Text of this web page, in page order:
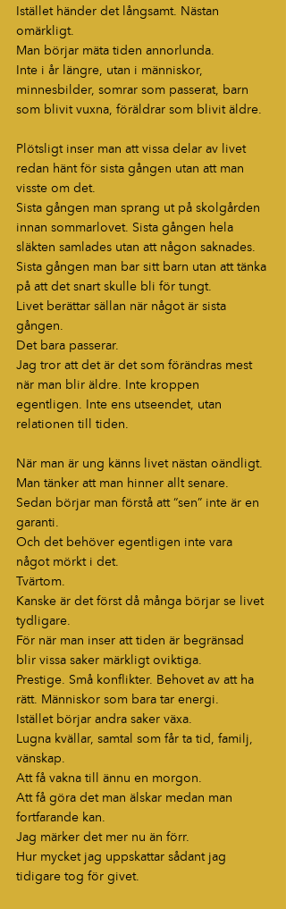
Istället händer det långsamt. Nästan
omärkligt.
Man börjar mäta tiden annorlunda.
Inte i år längre, utan i människor,
minnesbilder, somrar som passerat, barn
som blivit vuxna, föräldrar som blivit äldre.
Plötsligt inser man att vissa delar av livet
redan hänt för sista gången utan att man
visste om det.
Sista gången man sprang ut på skolgården
innan sommarlovet. Sista gången hela
släkten samlades utan att någon saknades.
Sista gången man bar sitt barn utan att tänka
på att det snart skulle bli för tungt.
Livet berättar sällan när något är sista
gången.
Det bara passerar.
Jag tror att det är det som förändras mest
när man blir äldre. Inte kroppen
egentligen. Inte ens utseendet, utan
relationen till tiden.
När man är ung känns livet nästan oändligt.
Man tänker att man hinner allt senare.
Sedan börjar man förstå att “sen” inte är en
garanti.
Och det behöver egentligen inte vara
något mörkt i det.
Tvärtom.
Kanske är det först då många börjar se livet
tydligare.
För när man inser att tiden är begränsad
blir vissa saker märkligt oviktiga.
Prestige. Små konflikter. Behovet av att ha
rätt. Människor som bara tar energi.
Istället börjar andra saker växa.
Lugna kvällar, samtal som får ta tid, familj,
vänskap.
Att få vakna till ännu en morgon.
Att få göra det man älskar medan man
fortfarande kan.
Jag märker det mer nu än förr.
Hur mycket jag uppskattar sådant jag
tidigare tog för givet.